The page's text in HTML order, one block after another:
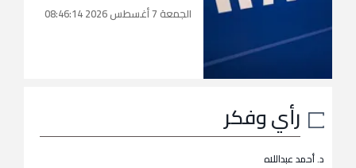
الجمعة 7 أغسطس 2026 08:46:14
رأي وفكر
د. أحمد عبداللاه